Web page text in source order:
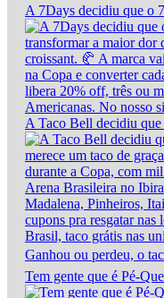
A 7Days decidiu que o
A Taco Bell decidiu
Tem gente que é Pé-